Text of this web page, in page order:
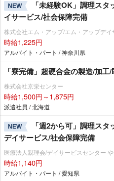
NEW
「未経験OK」調理ス
イサービス/社会保障完備
株式会社エム・アップ/エム・アップデ
時給1,225円
アルバイト・パート / 神奈川県
「寮完備」超硬合金の製造/加
株式会社京栄センター
時給1,500円～1,875円
派遣社員 / 北海道
NEW
「週2から可」調理ス
デイサービス/社会保障完備
医療法人親理会/デイサービスセンター や
時給1,140円
アルバイト・パート / 愛知県